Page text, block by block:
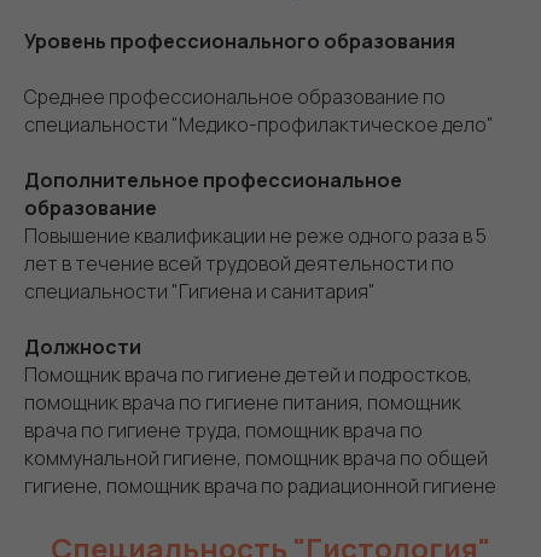
Уровень профессионального образования
Среднее профессиональное образование по
специальности "Медико-профилактическое дело"
Дополнительное профессиональное
образование
Повышение квалификации не реже одного раза в 5
лет в течение всей трудовой деятельности по
специальности "Гигиена и санитария"
Должности
Помощник врача по гигиене детей и подростков,
помощник врача по гигиене питания, помощник
врача по гигиене труда, помощник врача по
коммунальной гигиене, помощник врача по общей
гигиене, помощник врача по радиационной гигиене
Специальность "Гистология"